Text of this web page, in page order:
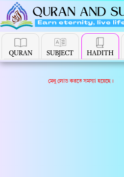
QURAN SUBJECT HADITH
মেনু লোড করতে সমস্যা হয়েছে।